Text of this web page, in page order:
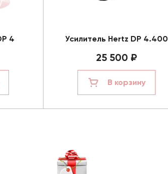
4 Усилитель Hertz DP 4.400
25 500 ₽
В корзину